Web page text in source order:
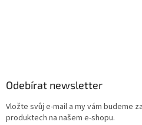
Odebírat newsletter
Vložte svůj e-mail a my vám budeme
produktech na našem e-shopu.